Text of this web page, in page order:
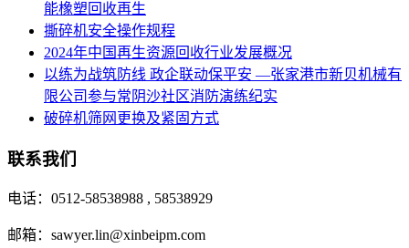
能橡塑回收再生
撕碎机安全操作规程
2024年中国再生资源回收行业发展概况
以练为战筑防线 政企联动保平安 —张家港市新贝机械有
限公司参与常阴沙社区消防演练纪实
破碎机筛网更换及紧固方式
联系我们
电话：0512-58538988 , 58538929
邮箱：sawyer.lin@xinbeipm.com